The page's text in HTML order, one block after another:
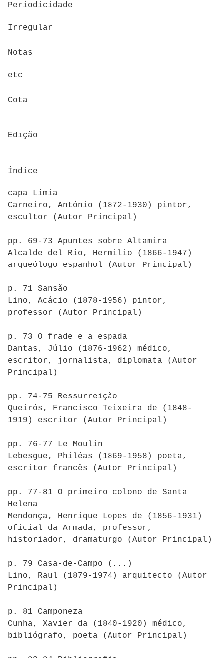
Periodicidade
Irregular
Notas
etc
Cota
Edição
Índice
capa Límia
Carneiro, António (1872-1930) pintor,
escultor (Autor Principal)
pp. 69-73 Apuntes sobre Altamira
Alcalde del Río, Hermilio (1866-1947)
arqueólogo espanhol (Autor Principal)
p. 71 Sansão
Lino, Acácio (1878-1956) pintor,
professor (Autor Principal)
p. 73 O frade e a espada
Dantas, Júlio (1876-1962) médico,
escritor, jornalista, diplomata (Autor
Principal)
pp. 74-75 Ressurreição
Queirós, Francisco Teixeira de (1848-
1919) escritor (Autor Principal)
pp. 76-77 Le Moulin
Lebesgue, Philéas (1869-1958) poeta,
escritor francês (Autor Principal)
pp. 77-81 O primeiro colono de Santa
Helena
Mendonça, Henrique Lopes de (1856-1931)
oficial da Armada, professor,
historiador, dramaturgo (Autor Principal)
p. 79 Casa-de-Campo (...)
Lino, Raul (1879-1974) arquitecto (Autor
Principal)
p. 81 Camponeza
Cunha, Xavier da (1840-1920) médico,
bibliógrafo, poeta (Autor Principal)